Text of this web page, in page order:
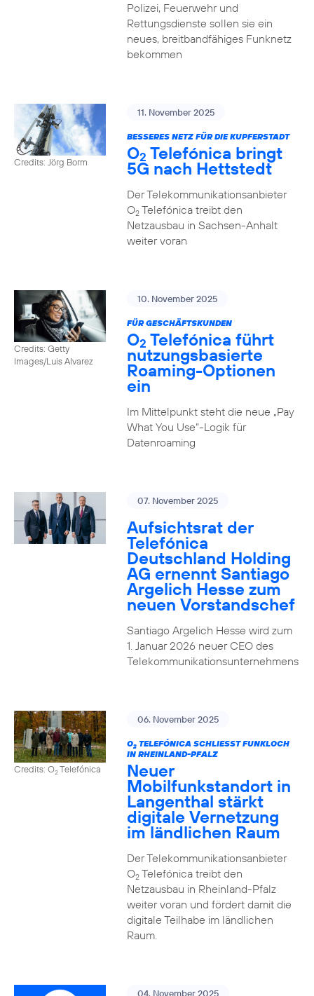
Polizei, Feuerwehr und
Rettungsdienste sollen sie ein
neues, breitbandfähiges Funknetz
bekommen
Credits: Jörg Borm
11. November 2025
BESSERES NETZ FÜR DIE KUPFERSTADT
O2 Telefónica bringt
5G nach Hettstedt
Der Telekommunikationsanbieter
O2Telefónica treibt den
Netzausbau in Sachsen-Anhalt
weiter voran
Credits: Getty
Images/Luis Alvarez
10. November 2025
FÜR GESCHÄFTSKUNDEN
O2 Telefónica führt
nutzungs­basierte
Roaming-Optionen
ein
Im Mittelpunkt steht die neue „Pay
What You Use“-Logik für
Datenroaming
07. November 2025
Aufsichtsrat der
Telefónica
Deutschland Holding
AG ernennt Santiago
Argelich Hesse zum
neuen Vorstandschef
Santiago Argelich Hesse wird zum
1. Januar 2026 neuer CEO des
Telekommunikationsunternehmens
Credits: O2Telefónica
06. November 2025
O2TELEFÓNICA SCHLIESST FUNKLOCH I
N RHEINLAND-PFALZ
Neuer
Mobilfunkstandort in
Langenthal stärkt
digitale Vernetzung
im ländlichen Raum
Der Telekommunikationsanbieter
O2Telefónica treibt den
Netzausbau in Rheinland-Pfalz
weiter voran und fördert damit die
digitale Teilhabe im ländlichen
Raum.
04. November 2025